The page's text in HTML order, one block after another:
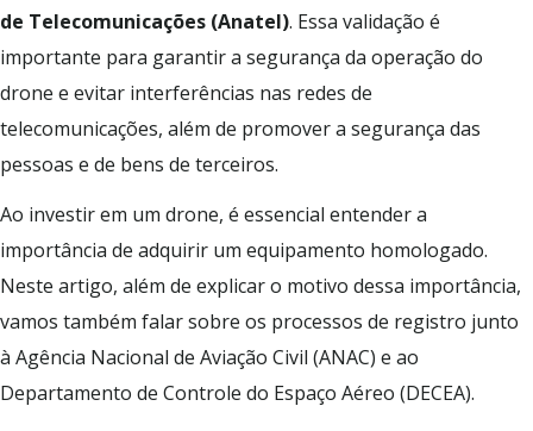
de Telecomunicações (Anatel). Essa validação é
importante para garantir a segurança da operação do
drone e evitar interferências nas redes de
telecomunicações, além de promover a segurança das
pessoas e de bens de terceiros.
Ao investir em um drone, é essencial entender a
importância de adquirir um equipamento homologado.
Neste artigo, além de explicar o motivo dessa importância,
vamos também falar sobre os processos de registro junto
à Agência Nacional de Aviação Civil (ANAC) e ao
Departamento de Controle do Espaço Aéreo (DECEA).